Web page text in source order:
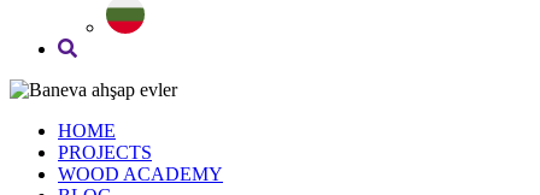
HOME
PROJECTS
WOOD ACADEMY